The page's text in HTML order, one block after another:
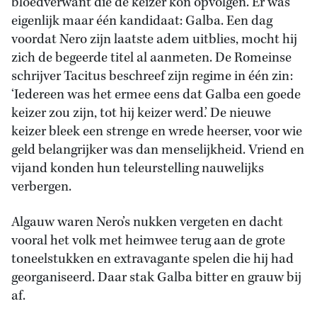
eigenlijk maar één kandidaat: Galba. Een dag
voordat Nero zijn laatste adem uitblies, mocht hij
zich de begeerde titel al aanmeten. De Romeinse
schrijver Tacitus beschreef zijn regime in één zin:
‘Iedereen was het ermee eens dat Galba een goede
keizer zou zijn, tot hij keizer werd.’ De nieuwe
keizer bleek een strenge en wrede heerser, voor wie
geld belangrijker was dan menselijkheid. Vriend en
vijand konden hun teleurstelling nauwelijks
verbergen.
Algauw waren Nero’s nukken vergeten en dacht
vooral het volk met heimwee terug aan de grote
toneelstukken en extravagante spelen die hij had
georganiseerd. Daar stak Galba bitter en grauw bij
af.